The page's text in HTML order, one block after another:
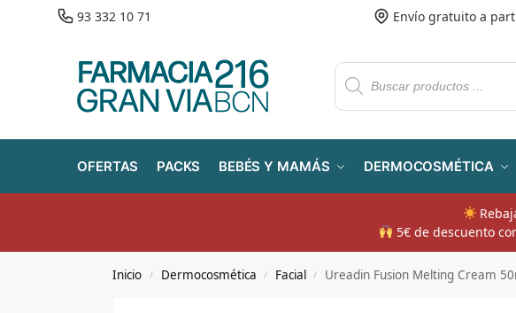
93 332 10 71 Envío gratuito a
OFERTAS PACKS BEBÉS Y MAMÁS DERMOCOSMÉTICA
5€ de descuento
Inicio / Dermocosmética / Facial / Ureadin Fusion Melting Cream